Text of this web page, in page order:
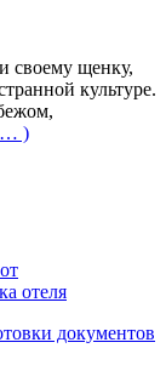
своему щенку,
культуре.
)
документов